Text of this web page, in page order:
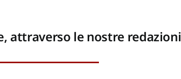
attraverso le nostre redazioni